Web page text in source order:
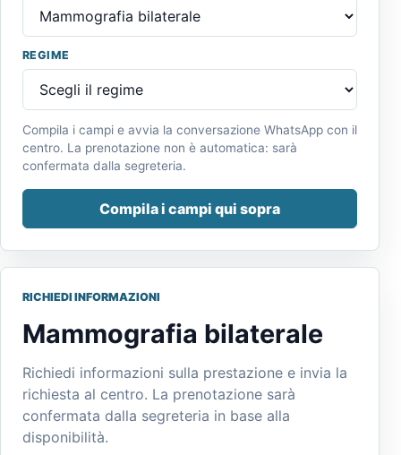
REGIME
Compila i campi e avvia la conversazione WhatsApp con il
centro. La prenotazione non è automatica: sarà
confermata dalla segreteria.
Compila i campi qui sopra
RICHIEDI INFORMAZIONI
Mammografia bilaterale
Richiedi informazioni sulla prestazione e invia la
richiesta al centro. La prenotazione sarà
confermata dalla segreteria in base alla
disponibilità.